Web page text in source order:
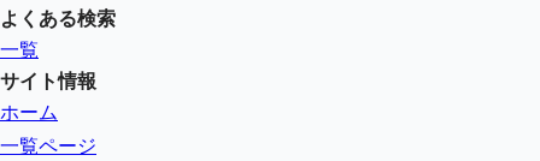
よくある検索
一覧
サイト情報
ホーム
一覧ページ